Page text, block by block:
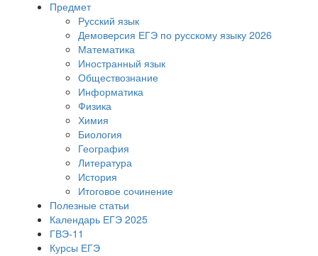
Предмет
Русский язык
Демоверсия ЕГЭ по русскому языку 2026
Математика
Иностранный язык
Обществознание
Информатика
Физика
Химия
Биология
География
Литература
История
Итоговое сочинение
Полезные статьи
Календарь ЕГЭ 2025
ГВЭ-11
Курсы ЕГЭ